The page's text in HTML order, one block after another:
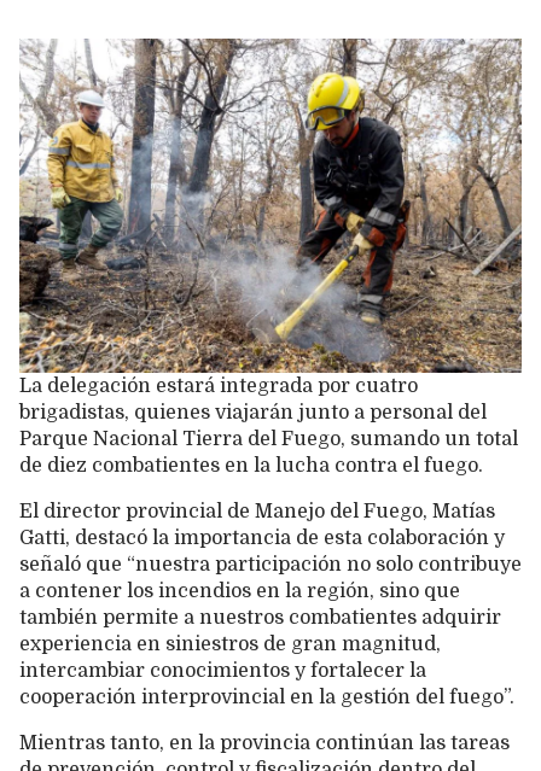
La delegación estará integrada por cuatro
brigadistas, quienes viajarán junto a personal del
Parque Nacional Tierra del Fuego, sumando un total
de diez combatientes en la lucha contra el fuego.
El director provincial de Manejo del Fuego, Matías
Gatti, destacó la importancia de esta colaboración y
señaló que “nuestra participación no solo contribuye
a contener los incendios en la región, sino que
también permite a nuestros combatientes adquirir
experiencia en siniestros de gran magnitud,
intercambiar conocimientos y fortalecer la
cooperación interprovincial en la gestión del fuego”.
Mientras tanto, en la provincia continúan las tareas